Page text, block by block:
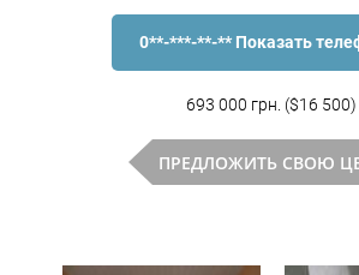
0**-***-**-** Показать
693 000 грн. ($16 500)
ПРЕДЛОЖИТЬ СВОЮ